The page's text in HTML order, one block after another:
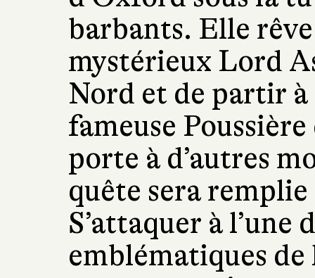
barbants. Elle
mystérieux Lord
Nord et de partir
fameuse
porte à d’autres
quête sera remplie
S’attaquer à l’une
emblématiques de